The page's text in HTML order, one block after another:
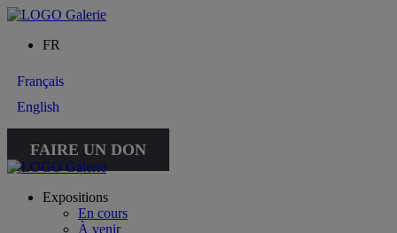
FR
Français
English
FAIRE UN DON
Expositions
En cours
À venir